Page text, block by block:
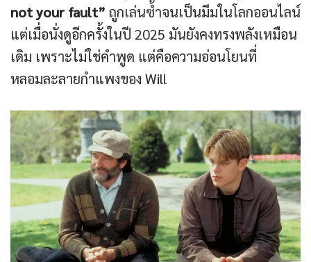
not your fault” ถูกเล่นซ้ำจนเป็นมีมในโลกออนไลน์
แต่เมื่อนั่งดูอีกครั้งในปี 2025 มันยังคงทรงพลังเหมือน
เดิม เพราะไม่ใช่คำพูด แต่คือความอ่อนโยนที่
หลอมละลายกำแพงของ Will